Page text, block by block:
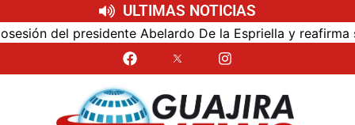
ULTIMAS NOTICIAS
del presidente Abelardo De la Espriella y reafirma su